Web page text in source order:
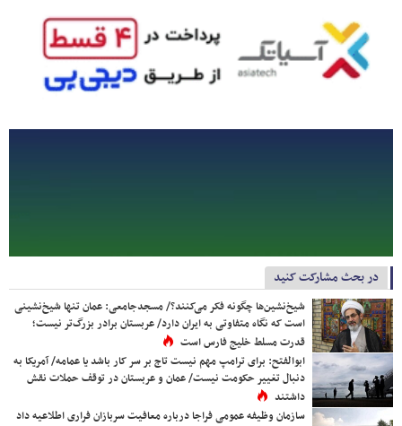
در بحث مشارکت کنید
شیخ‌نشین‌ها چگونه فکر می‌کنند؟/ مسجدجامعی: عمان تنها شیخ‌نشینی
است که نگاه متفاوتی به ایران دارد/ عربستان برادر بزرگ‌تر نیست؛
قدرت مسلط خلیج فارس است
ابوالفتح: برای ترامپ مهم نیست تاج بر سر کار باشد یا عمامه/ آمریکا به
دنبال تغییر حکومت نیست/ عمان و عربستان در توقف حملات نقش
داشتند
سازمان وظیفه عمومی فراجا درباره معافیت سربازان فراری اطلاعیه داد